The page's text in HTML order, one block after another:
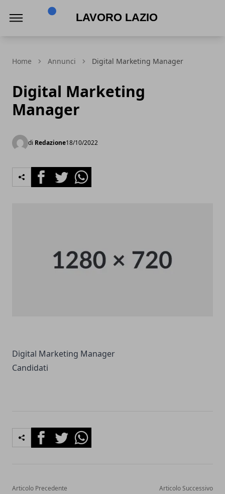
Home Annunci Digital Marketing Manager
Digital Marketing
Manager
di Redazione18/10/2022
FacebookTwitterWhatsapp
Digital Marketing Manager
Candidati
FacebookTwitterWhatsapp
Articolo Precedente Articolo Successivo